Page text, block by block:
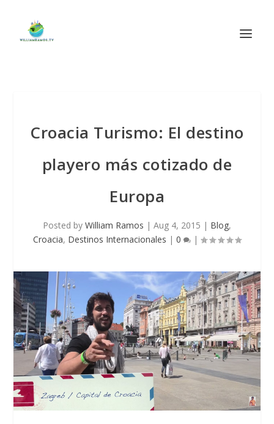
Croacia Turismo: El destino
playero más cotizado de
Europa
Posted by William Ramos | Aug 4, 2015 | Blog,
Croacia, Destinos Internacionales | 0 |